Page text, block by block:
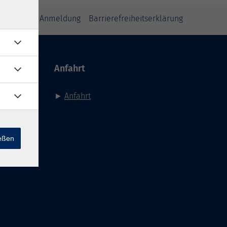
zur Anmeldung Barrierefreiheitserklärung
Anfahrt
► Anfahrt